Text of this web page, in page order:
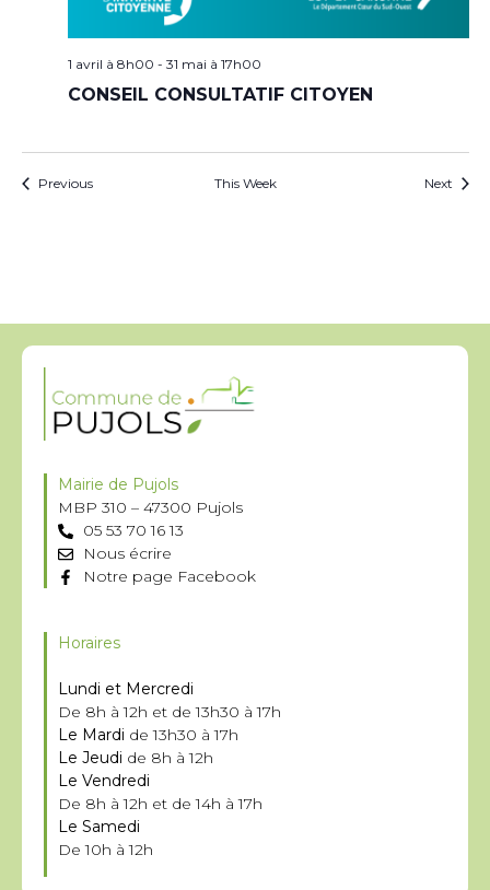
1 avril à 8h00 - 31 mai à 17h00
CONSEIL CONSULTATIF CITOYEN
Previous This Week Next
Mairie de Pujols
MBP 310 – 47300 Pujols
05 53 70 16 13
Nous écrire
Notre page Facebook
Horaires
Lundi et Mercredi
De 8h à 12h et de 13h30 à 17h
Le Mardi de 13h30 à 17h
Le Jeudi de 8h à 12h
Le Vendredi
De 8h à 12h et de 14h à 17h
Le Samedi
De 10h à 12h